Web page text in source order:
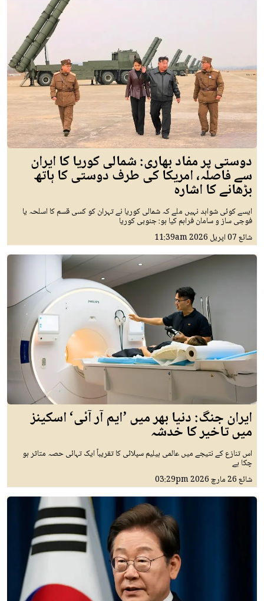
دوستی پر مفاد بھاری: شمالی کوریا کا ایران
سے فاصلہ، امریکا کی طرف دوستی کا ہاتھ
بڑھانے کا اشارہ
ایسے کوئی شواہد نہیں ملے کہ شمالی کوریا نے تہران کو کسی قسم کا اسلحہ یا
فوجی ساز و سامان فراہم کیا ہو: جنوبی کوریا
شائع07 اپريل 2026 11:39am
ایران جنگ: دنیا بھر میں ’ایم آر آئی‘ اسکینز
میں تاخیر کا خدشہ
اس تنازع کے نتیجے میں عالمی ہیلیم سپلائی کا تقریباً ایک تہائی حصہ متاثر ہو
چکا ہے
شائع26 مارچ 2026 03:29pm